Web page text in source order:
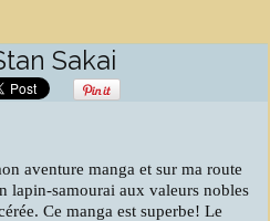
Sakai
aventure manga et sur ma route
lapin-samourai aux valeurs nobles
Ce manga est superbe! Le